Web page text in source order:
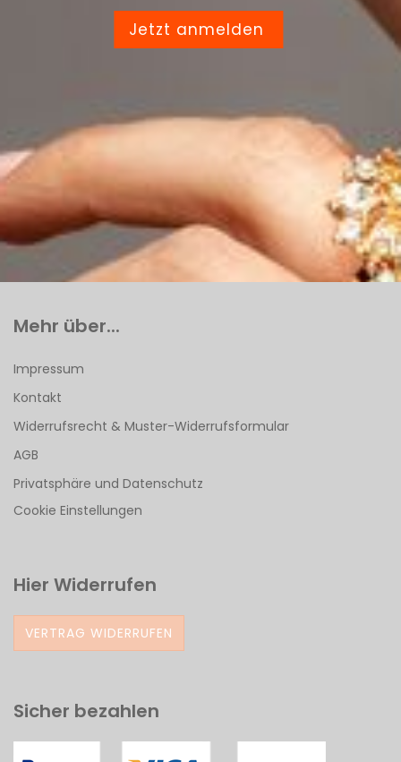
Jetzt anmelden
Mehr über...
Impressum
Kontakt
Widerrufsrecht & Muster-Widerrufsformular
AGB
Privatsphäre und Datenschutz
Cookie Einstellungen
Hier Widerrufen
VERTRAG WIDERRUFEN
Sicher bezahlen